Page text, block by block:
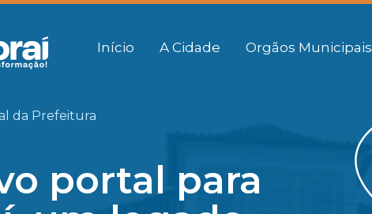
Início A Cidade Orgãos Municipais
da Prefeitura
portal para